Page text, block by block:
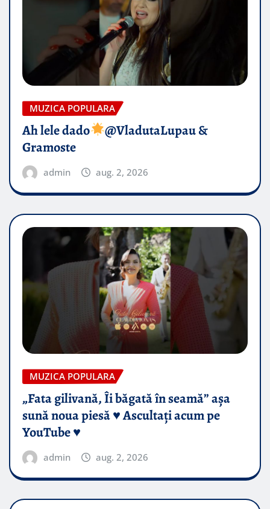
MUZICA POPULARA
Ah lele dado​
@VladutaLupau &
Gramoste
admin aug. 2, 2026
MUZICA POPULARA
„Fata gilivană, Îi băgată în seamă” așa
sună noua piesă ♥️ Ascultați acum pe
YouTube ♥️
admin aug. 2, 2026